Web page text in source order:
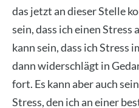
das jetzt an die­ser Stel­le
sein, dass ich einen Stress
kann sein, dass ich Stress
dann wider­schlägt in
fort. Es kann aber auch
Stress, den ich an einer